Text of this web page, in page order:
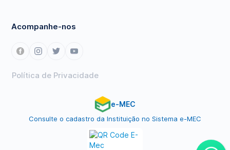
Acompanhe-nos
Política de Privacidade
e-MEC
Consulte o cadastro da Instituição no Sistema e-MEC